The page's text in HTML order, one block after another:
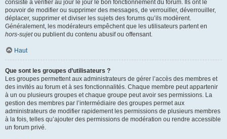
consiste à vérifier au jour le jour le bon fonctionnement du forum. Ils ont le
pouvoir de modifier ou supprimer des messages, de verrouiller, déverrouiller,
déplacer, supprimer et diviser les sujets des forums qu’ils modèrent.
Généralement, les modérateurs empêchent que les utilisateurs partent en
hors-sujetou publient du contenu abusif ou offensant.
Haut
Que sont les groupes d’utilisateurs ?
Les groupes permettent aux administrateurs de gérer l’accès des membres et
des invités au forum et à ses fonctionnalités. Chaque membre peut appartenir
à un ou plusieurs groupes et chaque groupe peut avoir ses permissions. La
gestion des membres par l’intermédiaire des groupes permet aux
administrateurs de modifier rapidement les permissions de plusieurs membres
à la fois, telles qu’ajouter des permissions de modération ou rendre accessible
un forum privé.